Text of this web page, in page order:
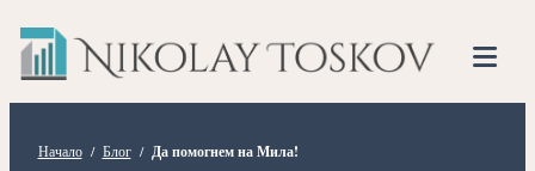
Прескочете
към
съдържанието
Финансов
Начало / Блог / Да помогнем на Мила!